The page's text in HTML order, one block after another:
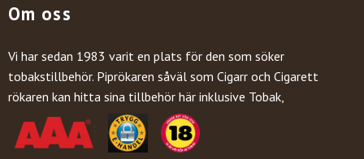
Om oss
Vi har sedan 1983 varit en plats för den som söker
tobakstillbehör. Piprökaren såväl som Cigarr och Cigarett
rökaren kan hitta sina tillbehör här inklusive Tobak,